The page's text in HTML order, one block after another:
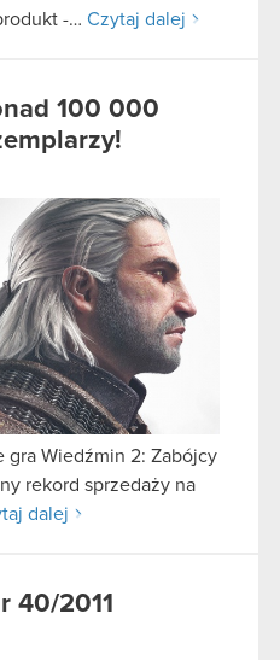
-… Czytaj dalej
100 000
gra Wiedźmin 2: Zabójcy
rekord sprzedaży na
dalej
40/2011